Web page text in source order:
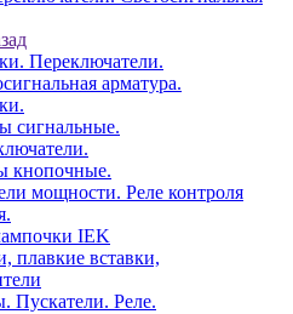
Переключатели.
арматура.
сигнальные.
кнопочные.
мощности. Реле контроля
IEK
плавкие вставки,
Пускатели. Реле.